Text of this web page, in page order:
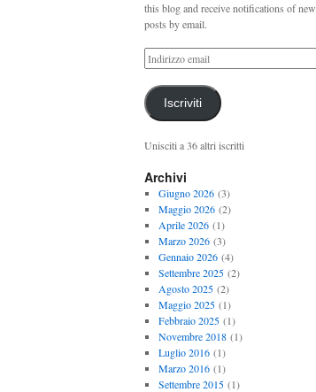
this blog and receive notifications of new
posts by email.
Iscriviti
Unisciti a 36 altri iscritti
Archivi
Giugno 2026(3)
Maggio 2026(2)
Aprile 2026(1)
Marzo 2026(3)
Gennaio 2026(4)
Settembre 2025(2)
Agosto 2025(2)
Maggio 2025(1)
Febbraio 2025(1)
Novembre 2018(1)
Luglio 2016(1)
Marzo 2016(1)
Settembre 2015(1)